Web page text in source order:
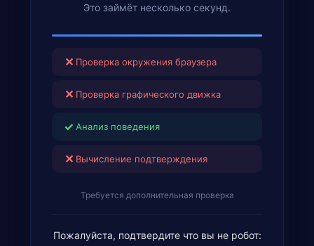
Это займёт несколько секунд.
✕ Проверка окружения браузера
✕ Проверка графического движка
✓ Анализ поведения
✕ Вычисление подтверждения
Требуется дополнительная проверка
Пожалуйста, подтвердите что вы не робот: